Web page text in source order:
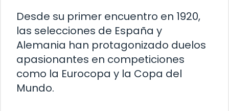
Desde su primer encuentro en 1920,
las selecciones de España y
Alemania han protagonizado duelos
apasionantes en competiciones
como la Eurocopa y la Copa del
Mundo.